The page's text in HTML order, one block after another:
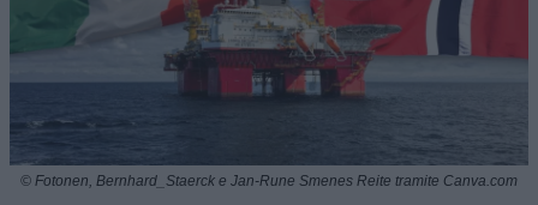
© Fotonen, Bernhard_Staerck e Jan-Rune Smenes Reite tramite Canva.com